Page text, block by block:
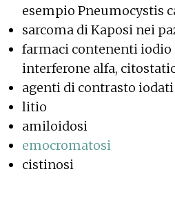
esempio Pneumocystis
sarcoma di Kaposi nei
farmaci contenenti iodio
interferone alfa,
agenti di contrasto iodati
litio
amiloidosi
emocromatosi
cistinosi